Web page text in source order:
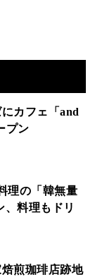
カフェ「and
プン
理の「韓無量
、料理もドリ
煎珈琲店跡地